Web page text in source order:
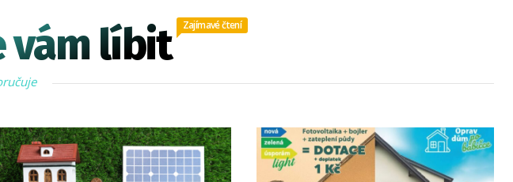
vám líbit Zajímavé čtení